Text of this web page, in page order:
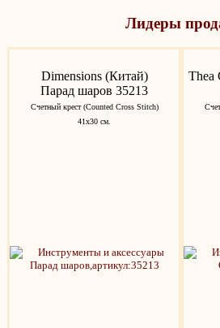
Лидеры
Dimensions (Китай)
Парад шаров 35213
Счетный крест (Counted Cross Stitch)
41х30 см.
Thea